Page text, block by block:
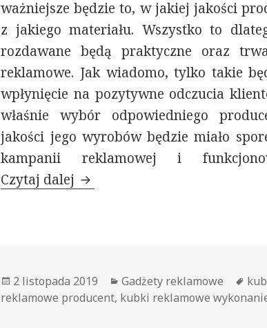
ważniejsze będzie to, w jakiej jakości
z jakiego materiału. Wszystko to
rozdawane będą praktyczne oraz
reklamowe. Jak wiadomo, tylko takie
wpłynięcie na pozytywne odczucia
właśnie wybór odpowiedniego
jakości jego wyrobów będzie miało
kampanii reklamowej i
Czytaj dalej Kubki reklamowe- kupione u
Opublikowano
2 listopada 2019 Kategorie
Gadżety reklamowe
reklamowe producent, kubki reklamowe